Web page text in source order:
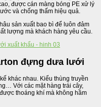
được cán màng bóng PE xử lý
và chống thấm hiệu quả.
sản xuất bao bì để luôn đảm
lượng mà khách hàng yêu cầu.
đựng dưa lưới
khác nhau. Kiểu thùng truyền
Với các mặt hàng trái cây,
thoáng khí mà không hầm